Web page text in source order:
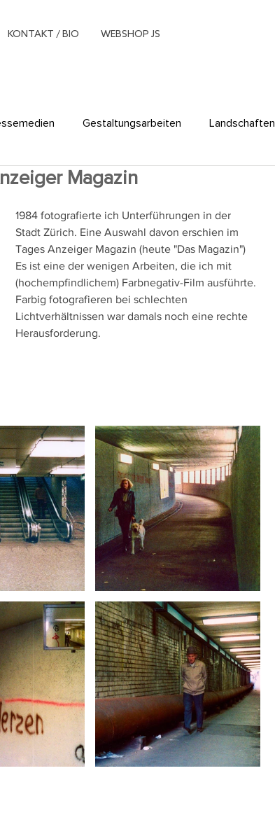
KONTAKT / BIO WEBSHOP JS
Gestaltungsarbeiten Landschaften
Museumsarbeit Plakate
Magazin
1984 fotografierte ich Unterführungen in der
Stadt Zürich. Eine Auswahl davon erschien im
Tages Anzeiger Magazin (heute "Das Magazin")
Es ist eine der wenigen Arbeiten, die ich mit
(hochempfindlichem) Farbnegativ-Film ausführte.
Farbig fotografieren bei schlechten
Lichtverhältnissen war damals noch eine rechte
Herausforderung.